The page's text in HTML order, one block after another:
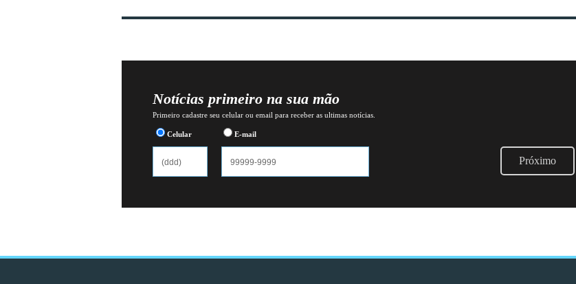
Notícias primeiro na sua mão
Primeiro cadastre seu celular ou email para receber as ultimas notícias.
Celular E-mail
Próximo